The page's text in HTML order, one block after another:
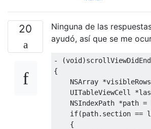
20
Ninguna de las
ayudó, así que se me
- (void)
{
NSArray *visibleRows
UITableViewCell
*
NSIndexPath *path =
if(path. section ==
{